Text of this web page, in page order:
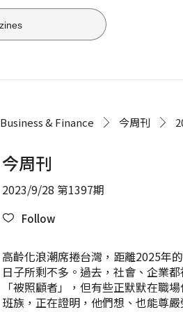
Business & Finance 今周刊
今周刊
2023/9/28 第1397期
Follow
高齡化浪潮席捲台灣，距離2025年
日子所剩不多。過去，社會、企業
「被照顧者」，但有些正默默在職
班族，正在證明，他們想、也能尊嚴